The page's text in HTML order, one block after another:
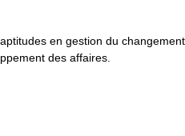
en gestion du
des affaires.